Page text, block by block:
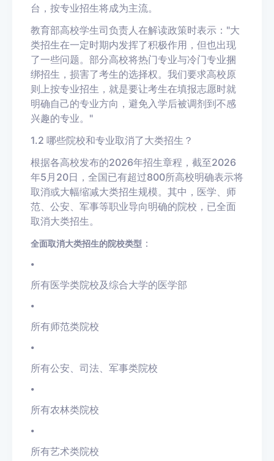
台，按专业招生将成为主流。
教育部高校学生司负责人在解读政策时表示："大
类招生在一定时期内发挥了积极作用，但也出现
了一些问题。部分高校将热门专业与冷门专业捆
绑招生，损害了考生的选择权。我们要求高校原
则上按专业招生，就是要让考生在填报志愿时就
明确自己的专业方向，避免入学后被调剂到不感
兴趣的专业。"
1.2 哪些院校和专业取消了大类招生？
根据各高校发布的2026年招生章程，截至2026
年5月20日，全国已有超过800所高校明确表示将
取消或大幅缩减大类招生规模。其中，医学、师
范、公安、军事等职业导向明确的院校，已全面
取消大类招生。
全面取消大类招生的院校类型 ：
•
所有医学类院校及综合大学的医学部
•
所有师范类院校
•
所有公安、司法、军事类院校
•
所有农林类院校
•
所有艺术类院校